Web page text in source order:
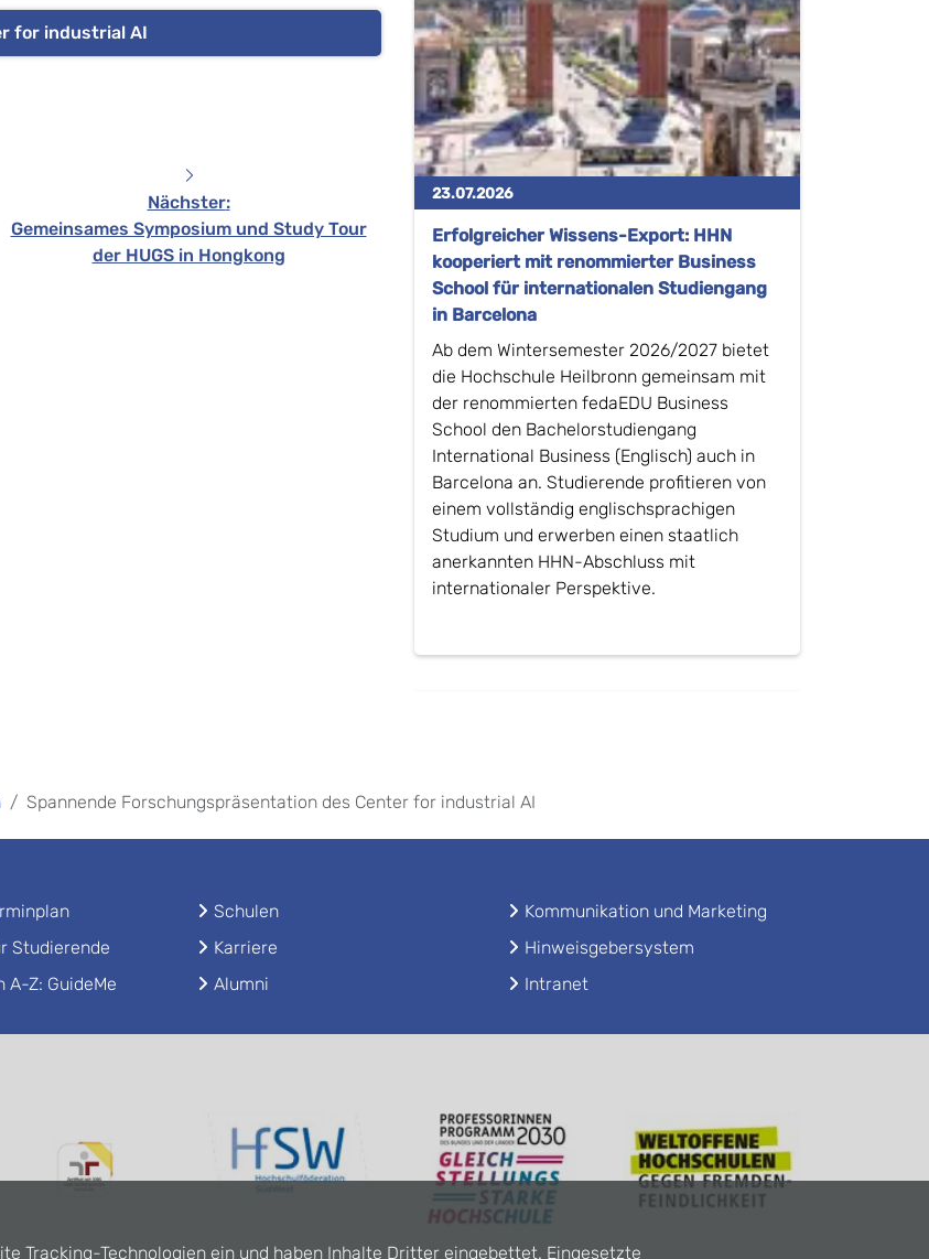
for industrial AI
Nächster:
Gemeinsames Symposium und Study Tour
der HUGS in Hongkong
23.07.2026
Erfolgreicher Wissens-Export: HHN
kooperiert mit renommierter Business
School für internationalen Studiengang
in Barcelona
Ab dem Wintersemester 2026/2027 bietet
die Hochschule Heilbronn gemeinsam mit
der renommierten fedaEDU Business
School den Bachelorstudiengang
International Business (Englisch) auch in
Barcelona an. Studierende profitieren von
einem vollständig englischsprachigen
Studium und erwerben einen staatlich
anerkannten HHN-Abschluss mit
internationaler Perspektive.
Spannende Forschungspräsentation des Center for industrial AI
Studierende
A-Z: GuideMe
Schulen
Karriere
Alumni
Kommunikation und Marketing
Hinweisgebersystem
Intranet
Tracking-Technologien ein und haben Inhalte Dritter eingebettet. Eingesetzte